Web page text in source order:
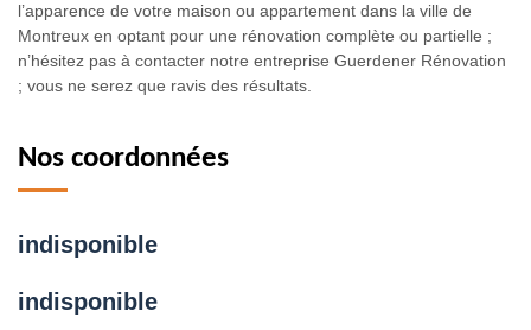
l’apparence de votre maison ou appartement dans la ville de
Montreux en optant pour une rénovation complète ou partielle ;
n’hésitez pas à contacter notre entreprise Guerdener Rénovation
; vous ne serez que ravis des résultats.
Nos coordonnées
indisponible
indisponible